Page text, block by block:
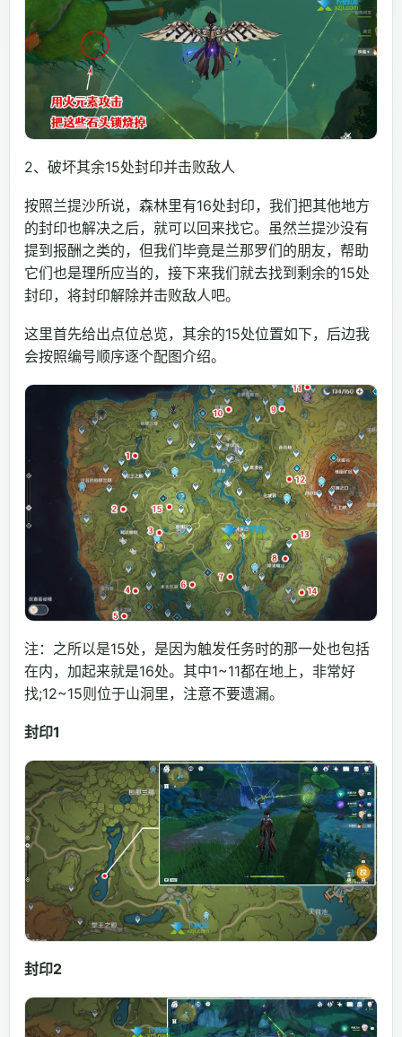
2、破坏其余15处封印并击败敌人
按照兰提沙所说，森林里有16处封印，我们把其他地方
的封印也解决之后，就可以回来找它。虽然兰提沙没有
提到报酬之类的，但我们毕竟是兰那罗们的朋友，帮助
它们也是理所应当的，接下来我们就去找到剩余的15处
封印，将封印解除并击败敌人吧。
这里首先给出点位总览，其余的15处位置如下，后边我
会按照编号顺序逐个配图介绍。
注：之所以是15处，是因为触发任务时的那一处也包括
在内，加起来就是16处。其中1~11都在地上，非常好
找;12~15则位于山洞里，注意不要遗漏。
封印1
封印2